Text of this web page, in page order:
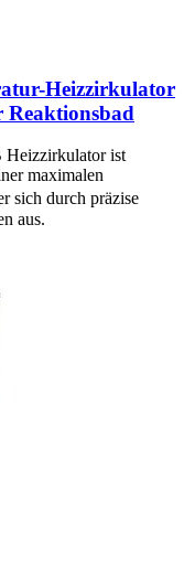
Heizzirkulator
Heizzirkulator ist
maximalen
sich durch präzise
aus.